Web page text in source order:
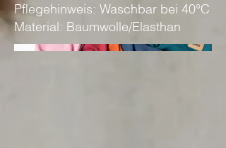
Pflegehinweis: Waschbar bei 40°C
Material: Baumwolle/Elasthan